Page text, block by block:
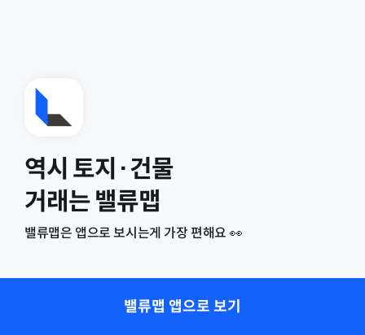
역시 토지·건물
거래는 밸류맵
밸류맵은 앱으로 보시는게 가장 편해요 👀
밸류맵 앱으로 보기